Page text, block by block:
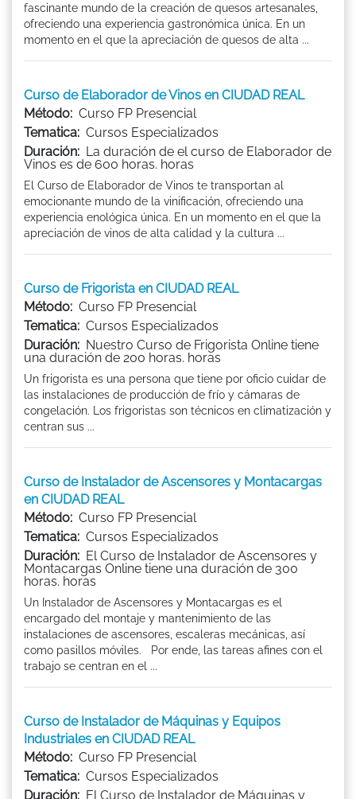
fascinante mundo de la creación de quesos artesanales,
ofreciendo una experiencia gastronómica única. En un
momento en el que la apreciación de quesos de alta ...
Curso de Elaborador de Vinos en CIUDAD REAL
Método: Curso FP Presencial
Tematica: Cursos Especializados
Duración: La duración de el curso de Elaborador de
Vinos es de 600 horas. horas
El Curso de Elaborador de Vinos te transportan al
emocionante mundo de la vinificación, ofreciendo una
experiencia enológica única. En un momento en el que la
apreciación de vinos de alta calidad y la cultura ...
Curso de Frigorista en CIUDAD REAL
Método: Curso FP Presencial
Tematica: Cursos Especializados
Duración: Nuestro Curso de Frigorista Online tiene
una duración de 200 horas. horas
Un frigorista es una persona que tiene por oficio cuidar de
las instalaciones de producción de frío y cámaras de
congelación. Los frigoristas son técnicos en climatización y
centran sus ...
Curso de Instalador de Ascensores y Montacargas
en CIUDAD REAL
Método: Curso FP Presencial
Tematica: Cursos Especializados
Duración: El Curso de Instalador de Ascensores y
Montacargas Online tiene una duración de 300
horas. horas
Un Instalador de Ascensores y Montacargas es el
encargado del montaje y mantenimiento de las
instalaciones de ascensores, escaleras mecánicas, así
como pasillos móviles. Por ende, las tareas afines con el
trabajo se centran en el ...
Curso de Instalador de Máquinas y Equipos
Industriales en CIUDAD REAL
Método: Curso FP Presencial
Tematica: Cursos Especializados
Duración: El Curso de Instalador de Máquinas y